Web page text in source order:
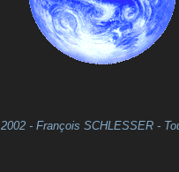
- François SCHLESSER -